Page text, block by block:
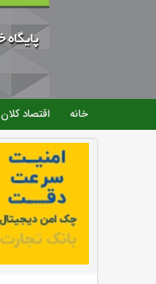
خانه اقتصاد کلان